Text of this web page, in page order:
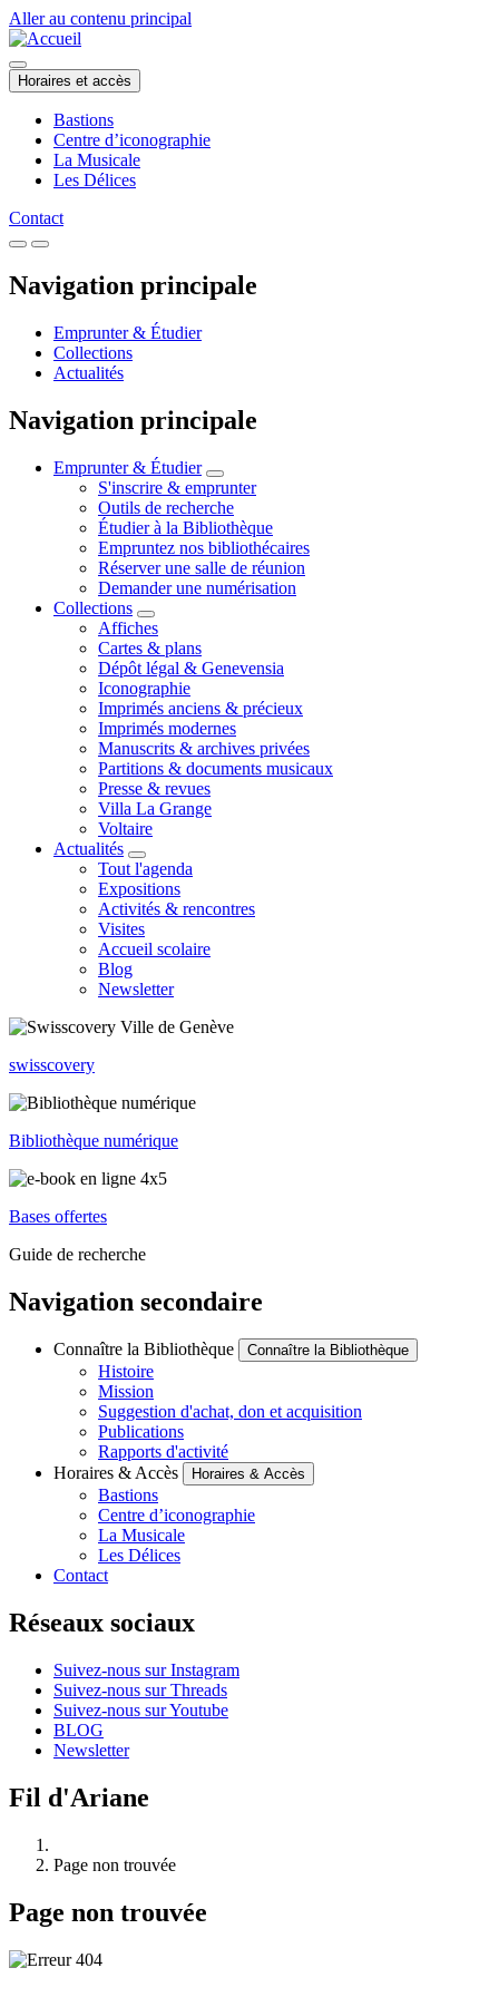
Aller au contenu principal
Horaires et accès
Bastions
Centre d’iconographie
La Musicale
Les Délices
Contact
Navigation principale
Emprunter & Étudier
Collections
Actualités
Navigation principale
Emprunter & Étudier
S'inscrire & emprunter
Outils de recherche
Étudier à la Bibliothèque
Empruntez nos bibliothécaires
Réserver une salle de réunion
Demander une numérisation
Collections
Affiches
Cartes & plans
Dépôt légal & Genevensia
Iconographie
Imprimés anciens & précieux
Imprimés modernes
Manuscrits & archives privées
Partitions & documents musicaux
Presse & revues
Villa La Grange
Voltaire
Actualités
Tout l'agenda
Expositions
Activités & rencontres
Visites
Accueil scolaire
Blog
Newsletter
swisscovery
Bibliothèque numérique
Bases offertes
Guide de recherche
Navigation secondaire
Connaître la Bibliothèque Connaître la Bibliothèque
Histoire
Mission
Suggestion d'achat, don et acquisition
Publications
Rapports d'activité
Horaires & Accès
Horaires & Accès
Bastions
Centre d’iconographie
La Musicale
Les Délices
Contact
Réseaux sociaux
Suivez-nous sur Instagram
Suivez-nous sur Threads
Suivez-nous sur Youtube
BLOG
Newsletter
Fil d'Ariane
Page non trouvée
Page non trouvée